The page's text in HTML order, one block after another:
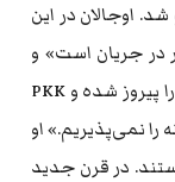
شد. اوجالان در این
در جریان است» و
افزود: «دولت تلاش دارد وانمود کند که جنگ را پیروز شده و PKK
نمی‌پذیریم.» او
در قرن جدید